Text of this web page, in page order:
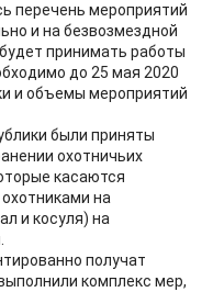
перечень мероприятий
и на безвозмездной
принимать работы
до 25 мая 2020
и объемы мероприятий
были приняты
охотничьих
касаются
на
и косуля) на
получат
комплекс мер,